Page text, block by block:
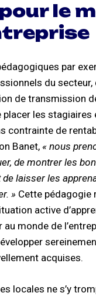
le
par
du
de transmission
placer les stagiaires
contrainte de
Banet, « nous
de montrer les
laisser les
» Cette pédagogie
active
monde de
acquises.
locales ne s’y